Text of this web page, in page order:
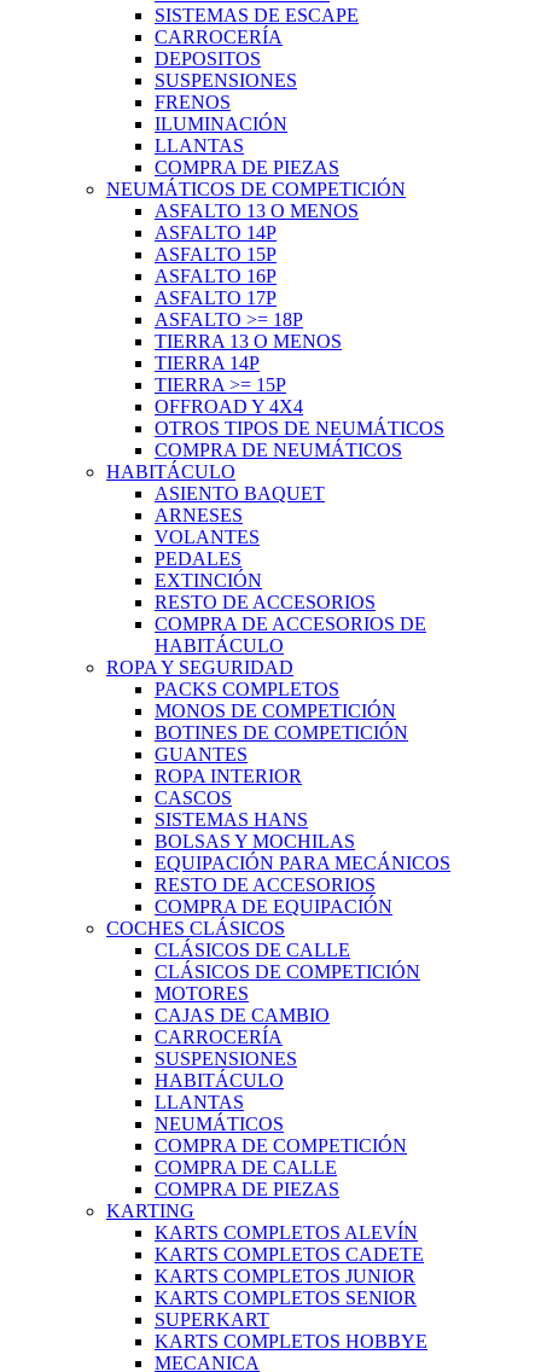
SISTEMAS DE ESCAPE
CARROCERÍA
DEPOSITOS
SUSPENSIONES
FRENOS
ILUMINACIÓN
LLANTAS
COMPRA DE PIEZAS
NEUMÁTICOS DE COMPETICIÓN
ASFALTO 13 O MENOS
ASFALTO 14P
ASFALTO 15P
ASFALTO 16P
ASFALTO 17P
ASFALTO >= 18P
TIERRA 13 O MENOS
TIERRA 14P
TIERRA >= 15P
OFFROAD Y 4X4
OTROS TIPOS DE NEUMÁTICOS
COMPRA DE NEUMÁTICOS
HABITÁCULO
ASIENTO BAQUET
ARNESES
VOLANTES
PEDALES
EXTINCIÓN
RESTO DE ACCESORIOS
COMPRA DE ACCESORIOS DE
HABITÁCULO
ROPA Y SEGURIDAD
PACKS COMPLETOS
MONOS DE COMPETICIÓN
BOTINES DE COMPETICIÓN
GUANTES
ROPA INTERIOR
CASCOS
SISTEMAS HANS
BOLSAS Y MOCHILAS
EQUIPACIÓN PARA MECÁNICOS
RESTO DE ACCESORIOS
COMPRA DE EQUIPACIÓN
COCHES CLÁSICOS
CLÁSICOS DE CALLE
CLÁSICOS DE COMPETICIÓN
MOTORES
CAJAS DE CAMBIO
CARROCERÍA
SUSPENSIONES
HABITÁCULO
LLANTAS
NEUMÁTICOS
COMPRA DE COMPETICIÓN
COMPRA DE CALLE
COMPRA DE PIEZAS
KARTING
KARTS COMPLETOS ALEVÍN
KARTS COMPLETOS CADETE
KARTS COMPLETOS JUNIOR
KARTS COMPLETOS SENIOR
SUPERKART
KARTS COMPLETOS HOBBYE
MECANICA